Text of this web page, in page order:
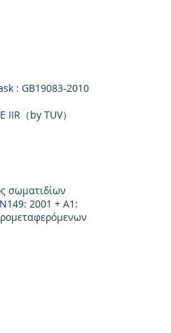
: GB19083-2010
（by TUV）
σωματιδίων
2001 + A1: